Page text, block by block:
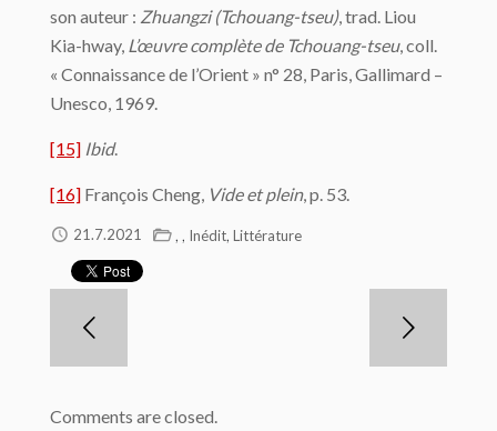
son auteur : Zhuangzi (Tchouang-tseu), trad. Liou
Kia-hway, L’œuvre complète de Tchouang-tseu, coll.
« Connaissance de l’Orient » n° 28,‎ Paris, Gallimard –
Unesco, 1969.
[15] Ibid.
[16] François Cheng, Vide et plein, p. 53.
21.7.2021 , , Inédit, Littérature
Comments are closed.